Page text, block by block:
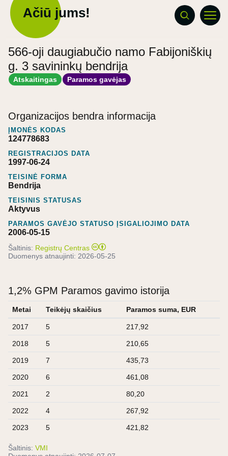
Ačiū jums!
566-oji daugiabučio namo Fabijoniškių
g. 3 savininkų bendrija
Atskaitingas Paramos gavėjas
Organizacijos bendra informacija
ĮMONĖS KODAS
124778683
REGISTRACIJOS DATA
1997-06-24
TEISINĖ FORMA
Bendrija
TEISINIS STATUSAS
Aktyvus
PARAMOS GAVĖJO STATUSO ĮSIGALIOJIMO DATA
2006-05-15
Šaltinis: Registrų Centras
Duomenys atnaujinti: 2026-05-25
1,2% GPM Paramos gavimo istorija
Metai Teikėjų skaičius Paramos suma, EUR
2017 5 217,92
2018 5 210,65
2019 7 435,73
2020 6 461,08
2021 2 80,20
2022 4 267,92
2023 5 421,82
Šaltinis: VMI